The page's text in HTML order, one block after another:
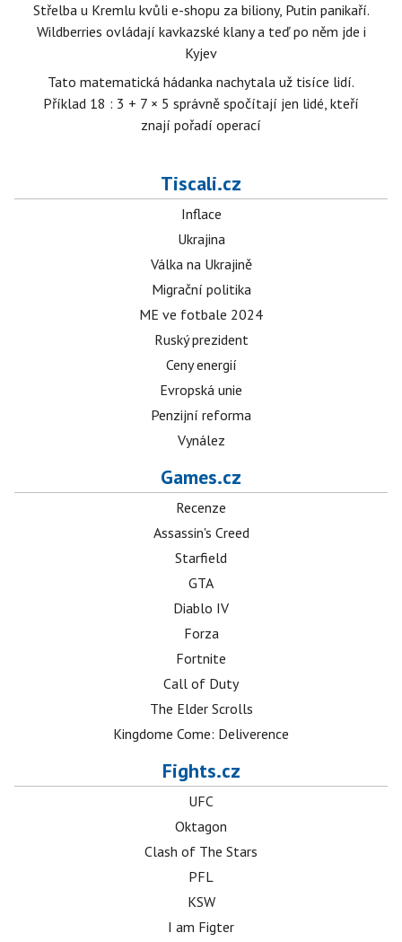
Střelba u Kremlu kvůli e-shopu za biliony, Putin panikaří.
Wildberries ovládají kavkazské klany a teď po něm jde i
Kyjev
Tato matematická hádanka nachytala už tisíce lidí.
Příklad 18 : 3 + 7 × 5 správně spočítají jen lidé, kteří
znají pořadí operací
Tiscali.cz
Inflace
Ukrajina
Válka na Ukrajině
Migrační politika
ME ve fotbale 2024
Ruský prezident
Ceny energií
Evropská unie
Penzijní reforma
Vynález
Games.cz
Recenze
Assassin's Creed
Starfield
GTA
Diablo IV
Forza
Fortnite
Call of Duty
The Elder Scrolls
Kingdome Come: Deliverence
Fights.cz
UFC
Oktagon
Clash of The Stars
PFL
KSW
I am Figter